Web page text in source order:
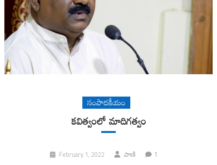
సంపాదకీయం
కవిత్వంలో మాదిగత్వం
February 1, 2022 పాణి 1